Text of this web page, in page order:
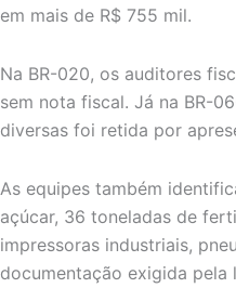
em mais de R$ 755 mil.
Na BR-020, os auditores
sem nota fiscal. Já na BR-
diversas foi retida por
As equipes também
açúcar, 36 toneladas de
impressoras industriais,
documentação exigida pela